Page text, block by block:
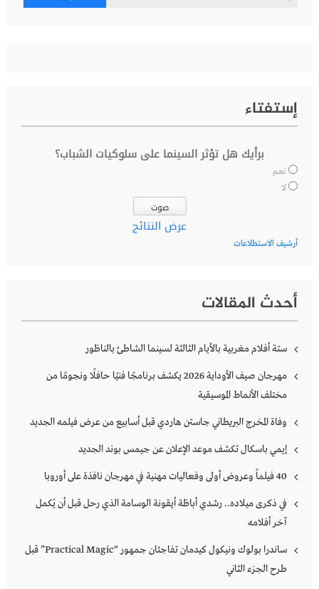
إستفتاء
برأيك هل تؤثر السينما على سلوكيات الشباب؟
نعم
لا
عرض النتائج
أرشيف الاستطلاعات
أحدث المقالات
ستة أفلام مغربية بالأيام الثالثة لسينما الشاطئ بالناظور
مهرجان صيف الأوداية 2026 يكشف برنامجًا فنيًا حافلًا ونجومًا من
مختلف الأنماط الموسيقية
وفاة المخرج البريطاني جاستن هاردي قبل أسابيع من عرض فيلمه الجديد
إيمي باسكال تكشف موعد الإعلان عن جيمس بوند الجديد
40 فيلماً وعروض أولى وفعاليات مهنية في مهرجان نافذة على أوروبا
في ذكرى ميلاده.. رشدي أباظة أيقونة الوسامة الذي رحل قبل أن يُكمل
آخر أفلامه
ساندرا بولوك ونيكول كيدمان تفاجئان جمهور “Practical Magic” قبل
طرح الجزء الثاني